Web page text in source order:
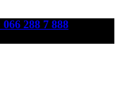
288 7 888